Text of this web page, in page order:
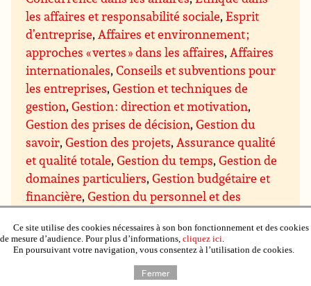
les affaires et responsabilité sociale,Esprit
d’entreprise,Affaires et environnement ;
approches « vertes » dans les affaires,Affaires
internationales,Conseils et subventions pour
les entreprises,Gestion et techniques de
gestion,Gestion : direction et motivation,
Gestion des prises de décision,Gestion du
savoir,Gestion des projets,Assurance qualité
et qualité totale,Gestion du temps,Gestion de
domaines particuliers,Gestion budgétaire et
financière,Gestion du personnel et des
de la propriété et du matériel,Gestion de la
production et du contrôle qualité,Gestion de
recherche et développement (R & D)
Ce site utilise des cookies nécessaires à son bon fonctionnement et des cookies
de mesure d’audience. Pour plus d’informations, cliquez ici.
En poursuivant votre navigation, vous consentez à l’utilisation de cookies.
Fermer